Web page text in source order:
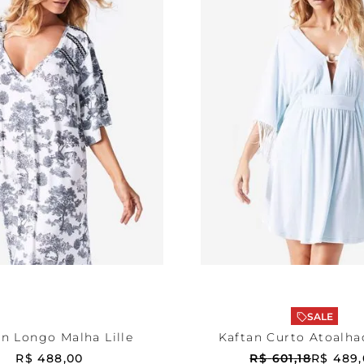
M
Longo Malha Lille
R$ 488,00
P
SALE
Kaftan Curto
R$ 601,18R$ 489,